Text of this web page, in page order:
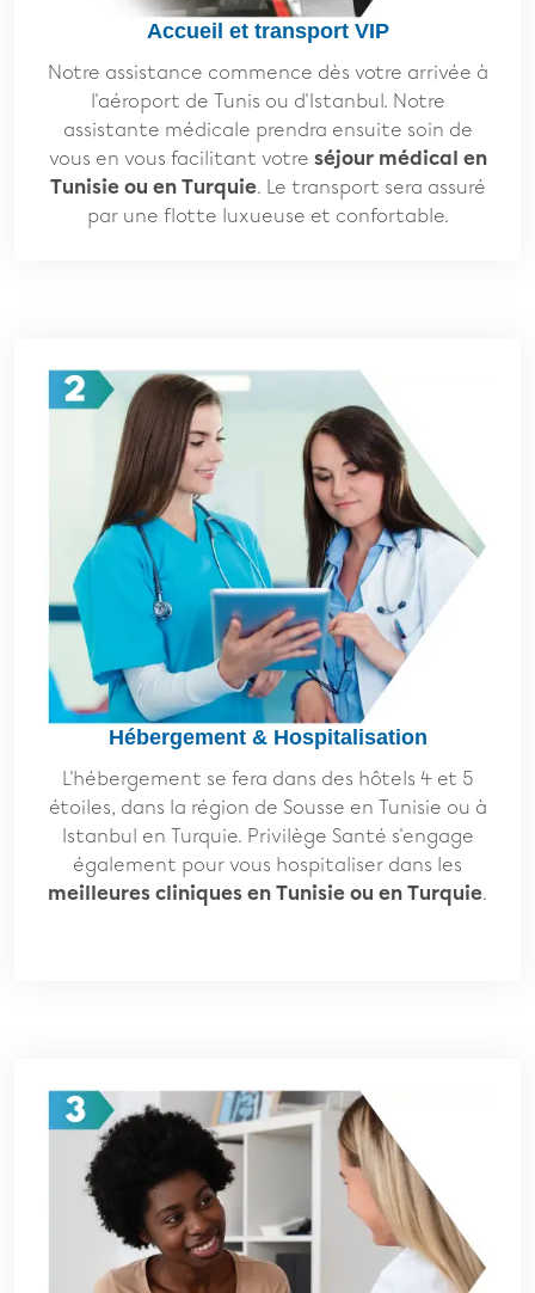
Accueil et transport VIP
Notre assistance commence dès votre arrivée à
l'aéroport de Tunis ou d'Istanbul. Notre
assistante médicale prendra ensuite soin de
vous en vous facilitant votre séjour médical en
Tunisie ou en Turquie. Le transport sera assuré
par une flotte luxueuse et confortable.
Hébergement & Hospitalisation
L'hébergement se fera dans des hôtels 4 et 5
étoiles, dans la région de Sousse en Tunisie ou à
Istanbul en Turquie. Privilège Santé s'engage
également pour vous hospitaliser dans les
meilleures cliniques en Tunisie ou en Turquie.